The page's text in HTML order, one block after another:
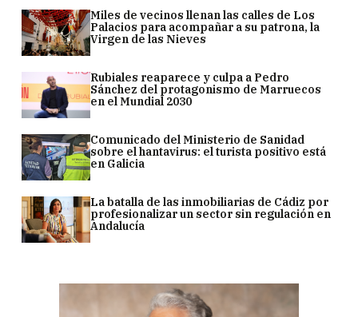
Miles de vecinos llenan las calles de Los
Palacios para acompañar a su patrona, la
Virgen de las Nieves
Rubiales reaparece y culpa a Pedro
Sánchez del protagonismo de Marruecos
en el Mundial 2030
Comunicado del Ministerio de Sanidad
sobre el hantavirus: el turista positivo está
en Galicia
La batalla de las inmobiliarias de Cádiz por
profesionalizar un sector sin regulación en
Andalucía